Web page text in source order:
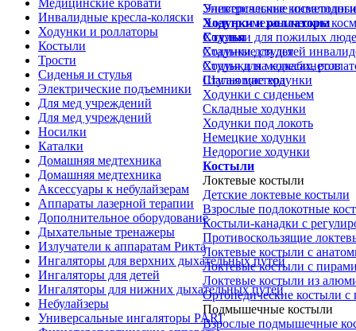
Медицинские кровати
Инвалидные кресла-коляски
Ходунки и роллаторы
Костыли
Трости
Сиденья и стулья
Электрические подъемники
Для мед учреждений
Для мед учреждений
Носилки
Каталки
Домашняя медтехника
Домашняя медтехника
Аксессуары к небулайзерам
Аппараты лазерной терапии
Дополнительное оборудование
Дыхательные тренажеры
Излучатели к аппаратам Рикта
Ингаляторы для верхних дыхательных путей
Ингаляторы для детей
Ингаляторы для нижних дыхательных путей
Небулайзеры
Универсальные ингаляторы PARI
Универсальные
Ходунки и роллаторы
Ходунки для пожилых
Ходунки для детей
Ходунки на колесах,
Шагающие ходунки
Ходунки с сиденьем
Складные ходунки
Ходунки под локоть
Немецкие ходунки
Недорогие ходунки
Костыли
Локтевые костыли
Детские локтевые костыли
Взрослые подлокотные
Костыли-канадки с
Противоскользящие
Локтевые костыли с
Локтевые костыли с
Локтевые костыли из
Ортопедические костыли с
Подмышечные костыли
Взрослые подмышечные
Электрические
Электро-механические
Стулья
Стальные стулья
Стулья для медкабинетов
Стулья мастера